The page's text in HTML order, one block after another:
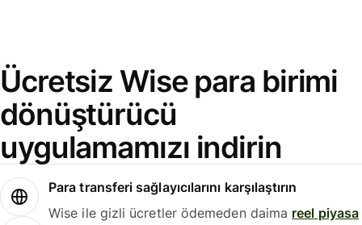
Ücretsiz Wise para birimi
dönüştürücü
uygulamamızı indirin
Para transferi sağlayıcılarını karşılaştırın
Wise ile gizli ücretler ödemeden daima reel piyasa